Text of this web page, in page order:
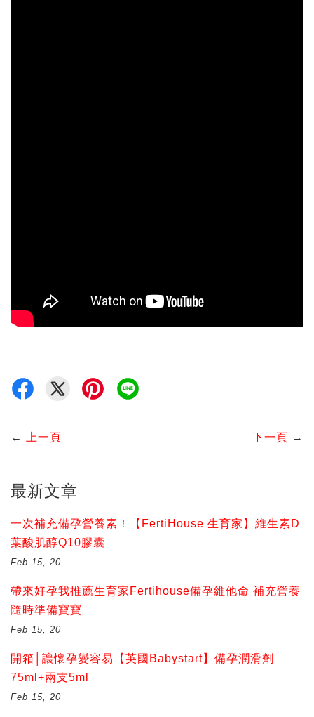
← 上一頁 下一頁 →
最新文章
一次補充備孕營養素！【FertiHouse 生育家】維生素D
葉酸肌醇Q10膠囊
Feb 15, 20
帶來好孕我推薦生育家Fertihouse備孕維他命 補充營養
隨時準備寶寶
Feb 15, 20
開箱│讓懷孕變容易【英國Babystart】備孕潤滑劑
75ml+兩支5ml
Feb 15, 20